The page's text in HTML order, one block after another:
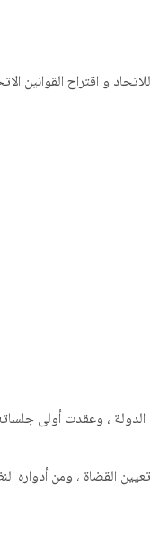
و اقتراح القوانين
القضاة ، ومن أدواره